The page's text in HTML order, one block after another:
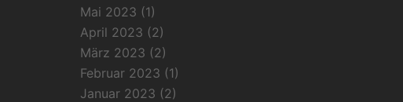
Mai 2023 (1)
April 2023 (2)
März 2023 (2)
Februar 2023 (1)
Januar 2023 (2)